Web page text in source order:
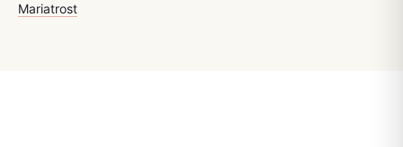
Mariatrost